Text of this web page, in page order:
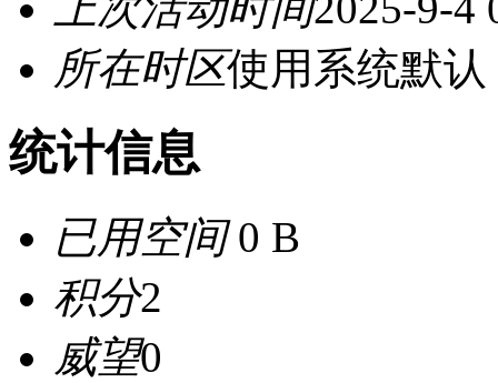
所在时区使用系统默认
统计信息
已用空间0 B
积分2
威望0